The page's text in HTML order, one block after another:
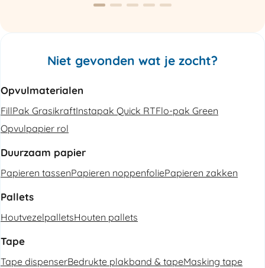
Niet gevonden wat je zocht?
Opvulmaterialen
FillPak GrasikraftInstapak Quick RTFlo-pak Green
Opvulpapier rol
Duurzaam papier
Papieren tassenPapieren noppenfoliePapieren zakken
Pallets
HoutvezelpalletsHouten pallets
Tape
Tape dispenserBedrukte plakband & tapeMasking tape